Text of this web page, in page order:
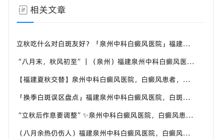
相关文章
立秋吃什么对白斑友好？「泉州中科白癜风医院」福建白癜风患者饮食不要盲目忌口
“八月末，秋风初至”｜（泉州）福建泉州中科白癜风医院，聊聊白癜风换季防护关键点
【福建夏秋交替】泉州中科白癜风医院，白癜风患者，入秋之后洗澡习惯也要多注意
「换季白斑误区盘点」福建泉州中科白癜风医院，白斑消长多变，科学对待才是正道
“立秋后作息要调整”✨泉州中科白癜风医院，白癜风患者，不良作息会影响皮肤状态
（八月余热仍伤人）福建泉州中科白癜风医院，白癜风外出，依旧要做好硬防晒措施